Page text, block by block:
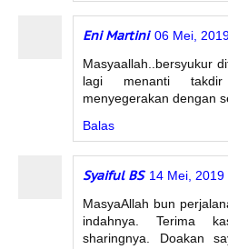
Eni Martini 06 Mei,
Masyaallah..bersyukur
lagi menanti
menyegerakan dengan
Balas
Syaiful BS 14 Mei, 2019
MasyaAllah bun
indahnya. Terima
sharingnya. Doakan